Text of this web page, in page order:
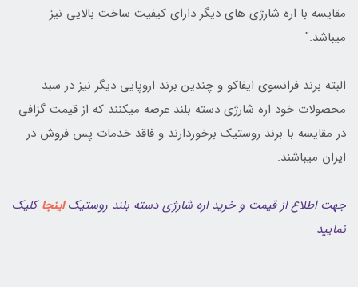
مقایسه با اره شارژی های دیگر دارای کیفیت ساخت بالایی نیز
میباشد."
البته برند فرانسوی ایفاکو و چندین برند اروپایی دیگر نیز در سبد
محصولات خود اره شارژی دسته بلند عرضه میکنند که از قیمت گزافی
در مقایسه با برند روستیک برخوردارند و فاقد خدمات پس فروش در
ایران میباشند.
جهت اطلاع از قیمت و خرید اره شارژی دسته بلند روستیکاینجاکلیک
نمایید